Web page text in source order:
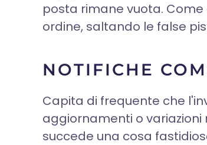
posta rimane vuota.
ordine, saltando le false
NOTIFICHE
Capita di frequente che
aggiornamenti o variazioni
succede una cosa